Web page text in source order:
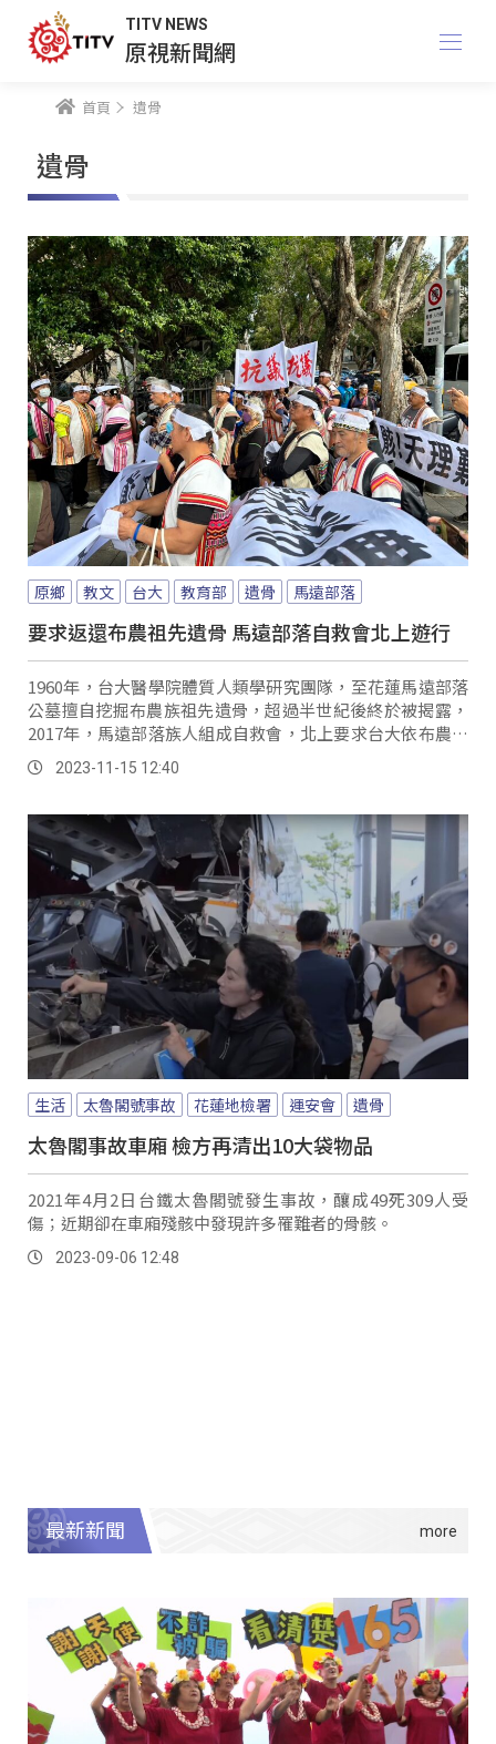
TITV NEWS
原視新聞網
首頁 遺骨
遺骨
原鄉 教文 台大 教育部 遺骨 馬遠部落
要求返還布農祖先遺骨 馬遠部落自救會北上遊行
1960年，台大醫學院體質人類學研究團隊，至花蓮馬遠部落
公墓擅自挖掘布農族祖先遺骨，超過半世紀後終於被揭露，
2017年，馬遠部落族人組成自救會，北上要求台大依布農禮
俗返還遺骨，6年以來雖經不斷溝通協調，但台大仍拒絕設立
「花蓮縣萬榮鄉馬遠村布農族骨骸遭不公義取掘事件」基金
再次號召族人北上遊行。
2023-11-15 12:40
生活 太魯閣號事故 花蓮地檢署 運安會 遺骨
太魯閣事故車廂 檢方再清出10大袋物品
2021年4月2日台鐵太魯閣號發生事故，釀成49死309人受
傷；近期卻在車廂殘骸中發現許多罹難者的骨骸。
2023-09-06 12:48
最新新聞